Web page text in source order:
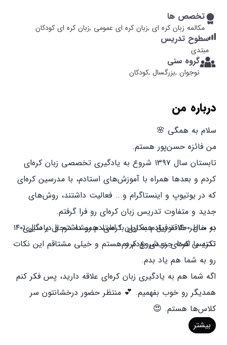
تخصص ها
مکالمه زبان کره ای ,زبان کره ای عمومی ,زبان کره ای کودکان
سطوح تدریس
مبتدی
گروه سنی
نوجوان ,بزرگسال ,کودکان
درباره من
سلام به همگی 🌸
من فائزه حسن‌پور هستم.
تابستان سال ۱۳۹۷ شروع به یادگیری تخصصی زبان کره‌ای
کردم و بعدها همراه با آموزش‌های استادم، با مدرسین کره‌ای
که در یوتیوپ و اینستاگرام و... فعالیت داشتند، روش‌های
جدید و متفاوت تدریس زبان کره‌ای رو فرا گرفتم.
در سال ۱۴۰۰ توفیق همکاری با استادم رو داشتم و در سال ۱۴۰۱
تدریس کره‌ای رو شروع کردم.
به خاطر علاقه زیادم به زبان کره‌ای، همیشه درحال یادگیری
نکته یا لغت جدیدی بودم و هستم و خیلی مشتاقم این نکات
رو به شما هم یاد بدم.
اگه شما هم به یادگیری زبان کره‌ای علاقه دارید، پس فکر کنم
همدیگر رو خوب بفهمیم. 💕 منتظر حضور درخشانتون سر
کلاس‌ها هستم. 😍
بیشتر